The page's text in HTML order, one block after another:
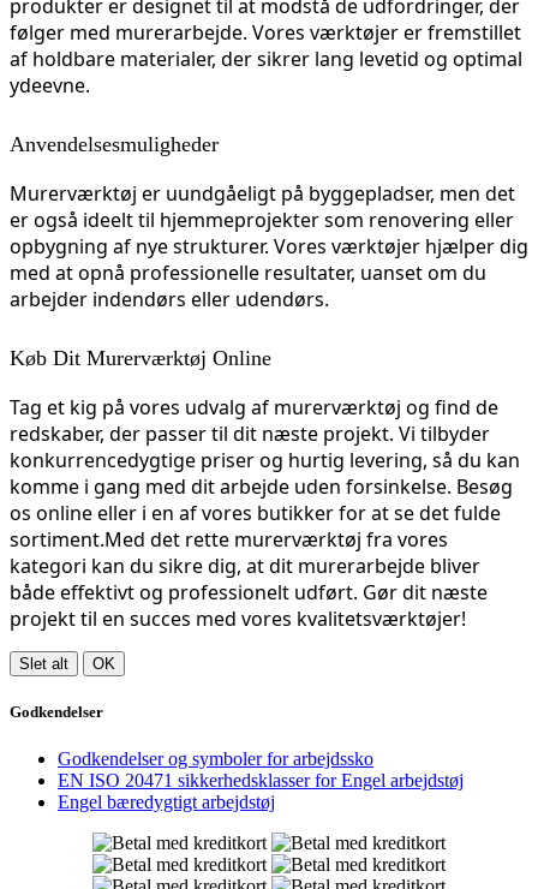
produkter er designet til at modstå de udfordringer, der
følger med murerarbejde. Vores værktøjer er fremstillet
af holdbare materialer, der sikrer lang levetid og optimal
ydeevne.
Anvendelsesmuligheder
Murerværktøj er uundgåeligt på byggepladser, men det
er også ideelt til hjemmeprojekter som renovering eller
opbygning af nye strukturer. Vores værktøjer hjælper dig
med at opnå professionelle resultater, uanset om du
arbejder indendørs eller udendørs.
Køb Dit Murerværktøj Online
Tag et kig på vores udvalg af murerværktøj og find de
redskaber, der passer til dit næste projekt. Vi tilbyder
konkurrencedygtige priser og hurtig levering, så du kan
komme i gang med dit arbejde uden forsinkelse. Besøg
os online eller i en af vores butikker for at se det fulde
sortiment.Med det rette murerværktøj fra vores
kategori kan du sikre dig, at dit murerarbejde bliver
både effektivt og professionelt udført. Gør dit næste
projekt til en succes med vores kvalitetsværktøjer!
Slet alt OK
Godkendelser
Godkendelser og symboler for arbejdssko
EN ISO 20471 sikkerhedsklasser for Engel arbejdstøj
Engel bæredygtigt arbejdstøj